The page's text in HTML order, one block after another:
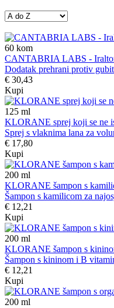
60 kom
CANTABRIA LABS -
Dodatak prehrani protiv
€ 30,43
Kupi
125 ml
KLORANE sprej koji se ne
Sprej s vlaknima lana za
€ 17,80
Kupi
200 ml
KLORANE šampon s
Šampon s kamilicom za
€ 12,21
Kupi
200 ml
KLORANE šampon s
Šampon s kininom i B
€ 12,21
Kupi
200 ml